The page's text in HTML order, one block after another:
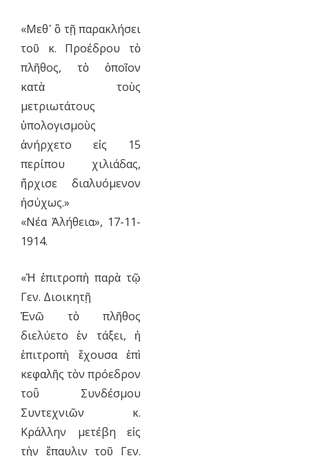
«Μεθ᾿ ὃ τῇ παρακλήσει
τοῦ κ. Προέδρου τὸ
πλῆθος, τὸ ὁποῖον
κατὰ τοὺς
μετριωτάτους
ὑπολογισμοὺς
ἀνήρχετο εἰς 15
περίπου χιλιάδας,
ἤρχισε διαλυόμενον
ἡσύχως.»
«Νέα Ἀλήθεια», 17-11-
1914.
«Ἡ ἐπιτροπὴ παρὰ τῷ
Γεν. Διοικητῇ
Ἐνῶ τὸ πλῆθος
διελύετο ἐν τάξει, ἡ
ἐπιτροπὴ ἔχουσα ἐπὶ
κεφαλῆς τὸν πρόεδρον
τοῧ Συνδέσμου
Συντεχνιῶν κ.
Κράλλην μετέβη εἰς
τὴν ἔπαυλιν τοῦ Γεν.